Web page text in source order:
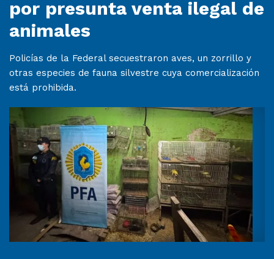
por presunta venta ilegal de
animales
Policías de la Federal secuestraron aves, un zorrillo y
otras especies de fauna silvestre cuya comercialización
está prohibida.